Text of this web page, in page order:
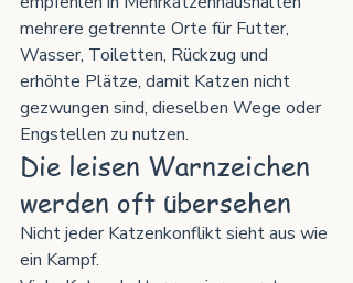
mehrere getrennte Orte für Futter,
Wasser, Toiletten, Rückzug und
erhöhte Plätze, damit Katzen nicht
gezwungen sind, dieselben Wege oder
Engstellen zu nutzen.
Die leisen Warnzeichen
werden oft übersehen
Nicht jeder Katzenkonflikt sieht aus wie
ein Kampf.